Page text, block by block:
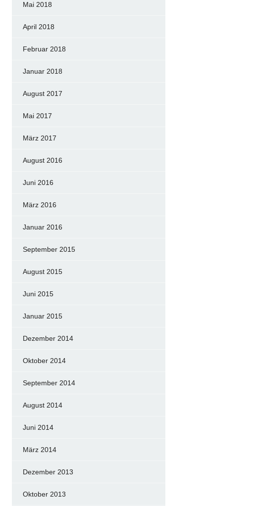
Mai 2018
April 2018
Februar 2018
Januar 2018
August 2017
Mai 2017
März 2017
August 2016
Juni 2016
März 2016
Januar 2016
September 2015
August 2015
Juni 2015
Januar 2015
Dezember 2014
Oktober 2014
September 2014
August 2014
Juni 2014
März 2014
Dezember 2013
Oktober 2013